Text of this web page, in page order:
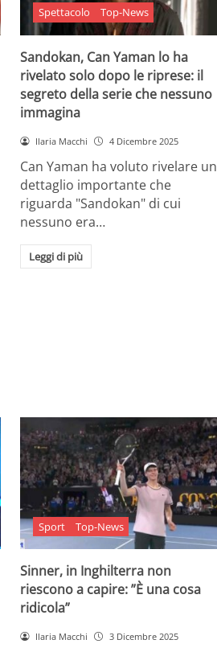
Spettacolo Top-News
Sandokan, Can Yaman lo ha
rivelato solo dopo le riprese: il
segreto della serie che nessuno
immagina
Ilaria Macchi 4 Dicembre 2025
Can Yaman ha voluto rivelare un
dettaglio importante che
riguarda "Sandokan" di cui
nessuno era…
Leggi di più
Sport Top-News
Sinner, in Inghilterra non
riescono a capire: ”È una cosa
ridicola”
Ilaria Macchi 3 Dicembre 2025